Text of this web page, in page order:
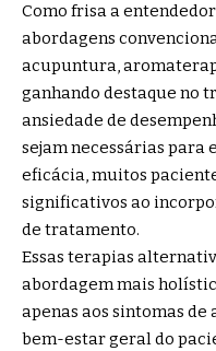
Como frisa a
abordagens
acupuntura,
ganhando destaque no
ansiedade de
sejam necessárias
eficácia, muitos
significativos ao
de tratamento.
Essas terapias
abordagem mais
apenas aos sintomas de
bem-estar geral do